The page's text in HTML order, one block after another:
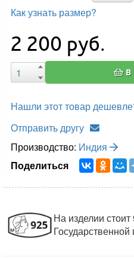
Как узнать размер?
2 200 руб.
В
Нашли этот товар
Отправить другу
Производство: Индия
Поделиться
На изделии стоит